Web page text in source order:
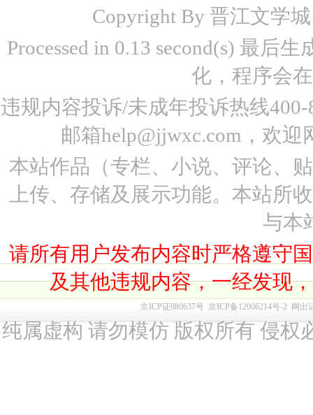
Copyright By 晋江文学
Processed in 0.13 second(s) 最后
化，程序会
违规内容投诉/未成年投诉热线
邮箱help@jjwxc.com，欢
本站作品（专栏、小说、评论、
上传、存储及展示功能。本站所
与本
请所有用户发布内容时严格遵守
及其他违规内容，一经发现
京ICP证080637号 京ICP备12006214号-2 网出
纯属虚构 请勿模仿 版权所有 侵权